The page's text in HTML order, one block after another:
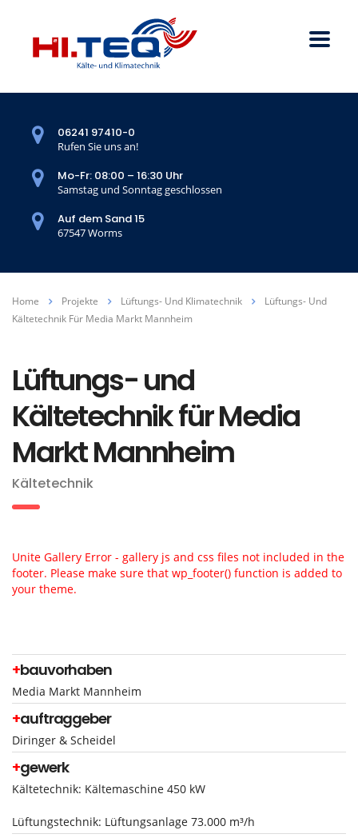
06241 97410-0
Rufen Sie uns an!
Mo-Fr: 08:00 – 16:30 Uhr
Samstag und Sonntag geschlossen
Auf dem Sand 15
67547 Worms
Home Projekte Lüftungs- Und Klimatechnik
Lüftungs- Und
Kältetechnik Für Media Markt Mannheim
Lüftungs- und
Kältetechnik für Media
Markt Mannheim
Kältetechnik
Unite Gallery Error - gallery js and css files not included in the
footer. Please make sure that wp_footer() function is added to
your theme.
+bauvorhaben
Media Markt Mannheim
+auftraggeber
Diringer & Scheidel
+gewerk
Kältetechnik: Kältemaschine 450 kW
Lüftungstechnik: Lüftungsanlage 73.000 m³/h